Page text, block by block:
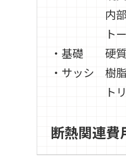
内部に断
トータル
・基礎 硬質
・サッシ 樹
トリプ
断熱関連費